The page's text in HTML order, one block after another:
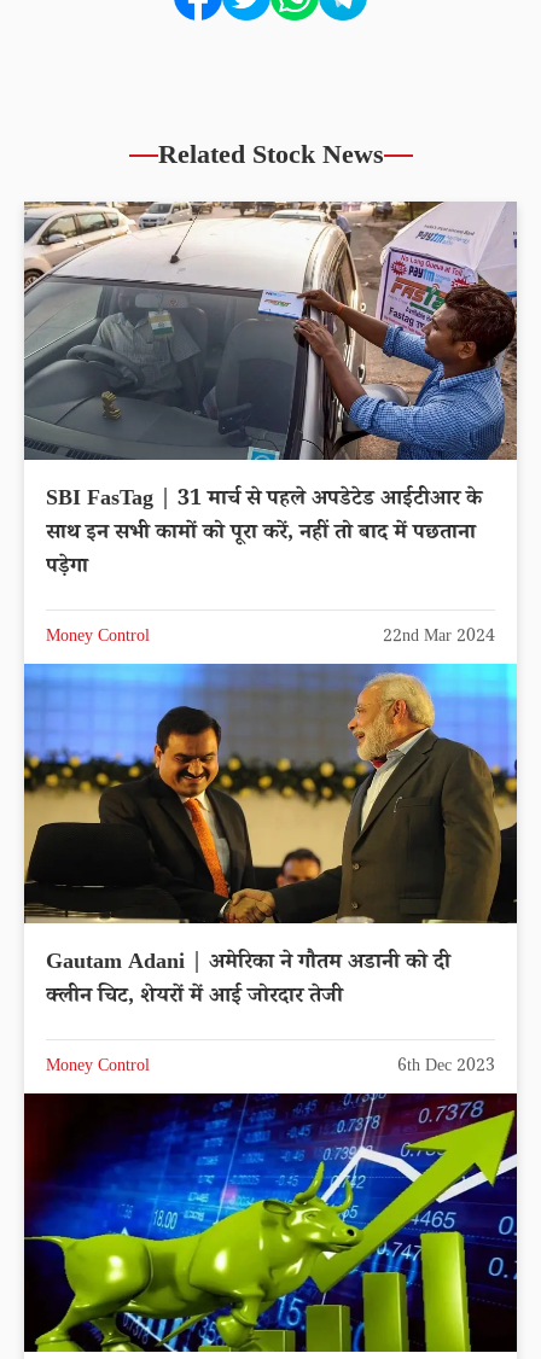
Related Stock News
SBI FasTag | 31 मार्च से पहले अपडेटेड आईटीआर के
साथ इन सभी कामों को पूरा करें, नहीं तो बाद में पछताना
पड़ेगा
Money Control 22nd Mar 2024
Gautam Adani | अमेरिका ने गौतम अडानी को दी
क्लीन चिट, शेयरों में आई जोरदार तेजी
Money Control 6th Dec 2023